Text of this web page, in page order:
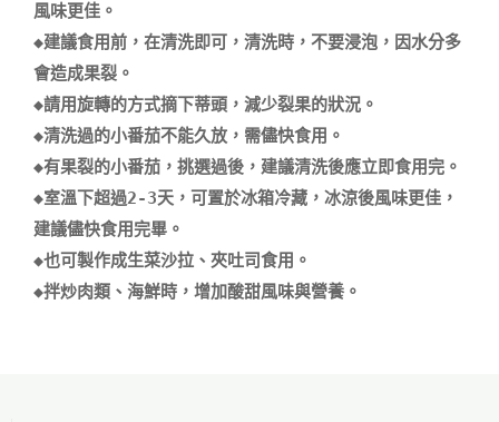
風味更佳。
◆建議食用前，在清洗即可，清洗時，不要浸泡，因水分多
會造成果裂。
◆請用旋轉的方式摘下蒂頭，減少裂果的狀況。
◆清洗過的小番茄不能久放，需儘快食用。
◆有果裂的小番茄，挑選過後，建議清洗後應立即食用完。
◆室溫下超過2-3天，可置於冰箱冷藏，冰涼後風味更佳，
建議儘快食用完畢。
◆也可製作成生菜沙拉、夾吐司食用。